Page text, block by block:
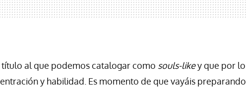
al que podemos catalogar como souls-likey que por lo
y habilidad. Es momento de que vayáis preparando